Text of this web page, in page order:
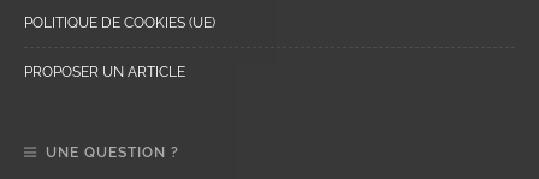
POLITIQUE DE COOKIES (UE)
PROPOSER UN ARTICLE
UNE QUESTION ?